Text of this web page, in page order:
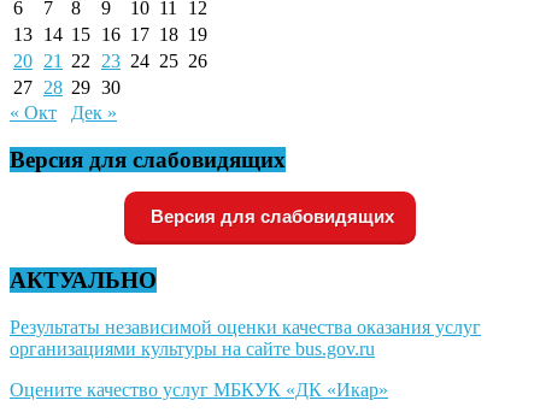
6
7 8 9 10 11
12
13 14 15 16 17 18 19
20 21 22 23 24 25 26
27 28 29 30
« Окт
Дек »
Версия для слабовидящих
Версия для слабовидящих
АКТУАЛЬНО
Результаты независимой оценки качества оказания услуг
организациями культуры на сайте bus.gov.ru
Оцените качество услуг МБКУК «ДК «Икар»